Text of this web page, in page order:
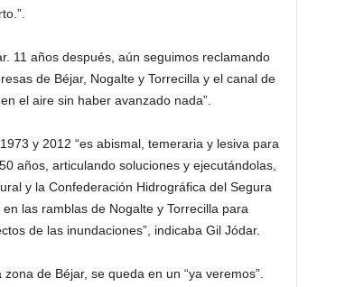
11 años después, aún seguimos reclamando
de Béjar, Nogalte y Torrecilla y el canal de
el aire sin haber avanzado nada”.
y 2012 “es abismal, temeraria y lesiva para
años, articulando soluciones y ejecutándolas,
y la Confederación Hidrográfica del Segura
las ramblas de Nogalte y Torrecilla para
de las inundaciones”, indicaba Gil Jódar.
de Béjar, se queda en un “ya veremos”.